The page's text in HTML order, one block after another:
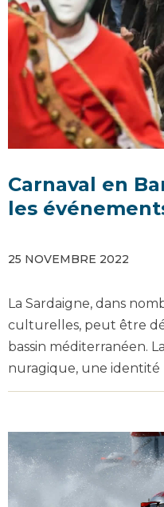
Carnaval en
les
25 NOVEMBRE 2022
La Sardaigne, dans
culturelles, peut être
bassin méditerranéen.
nuragique, une identité